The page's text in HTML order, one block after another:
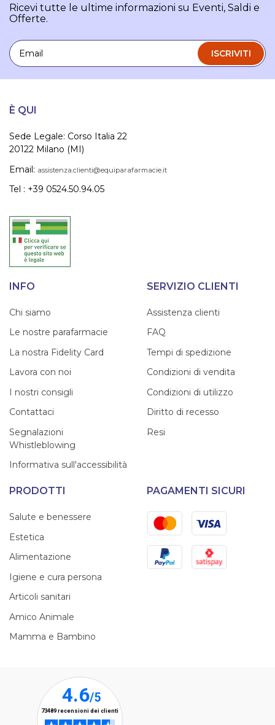
Ricevi tutte le ultime informazioni su Eventi, Saldi e
Offerte.
Email
ISCRIVITI
È QUI
Sede Legale: Corso Italia 22
20122 Milano (MI)
Email: assistenza.clienti@equiparafarmacie.it
Tel : +39 0524.50.94.05
INFO
Chi siamo
Le nostre parafarmacie
La nostra Fidelity Card
Lavora con noi
I nostri consigli
Contattaci
Segnalazioni
Whistleblowing
Informativa sull'accessibilità
SERVIZIO CLIENTI
Assistenza clienti
FAQ
Tempi di spedizione
Condizioni di vendita
Condizioni di utilizzo
Diritto di recesso
Resi
PRODOTTI
Salute e benessere
Estetica
Alimentazione
Igiene e cura persona
Articoli sanitari
Amico Animale
Mamma e Bambino
PAGAMENTI SICURI
MastercardVisa
PayPal Satispay